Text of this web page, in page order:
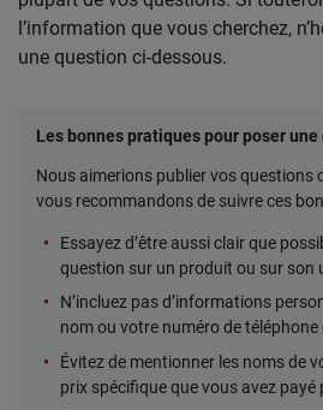
l’information que vous cherchez,
une question ci-dessous.
Les bonnes pratiques pour poser
Nous aimerions publier vos questions
vous recommandons de suivre ces
Essayez d’être aussi clair que
question sur un produit ou sur son
N’incluez pas d’informations
nom ou votre numéro de
Évitez de mentionner les noms de
prix spécifique que vous avez